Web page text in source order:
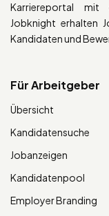
Karriereportal mit
Jobknight erhalten
Kandidaten und
Für Arbeitgeber
Übersicht
Kandidatensuche
Jobanzeigen
Kandidatenpool
Employer Branding